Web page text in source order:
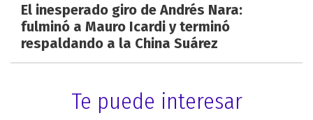
El inesperado giro de Andrés Nara:
fulminó a Mauro Icardi y terminó
respaldando a la China Suárez
Te puede interesar